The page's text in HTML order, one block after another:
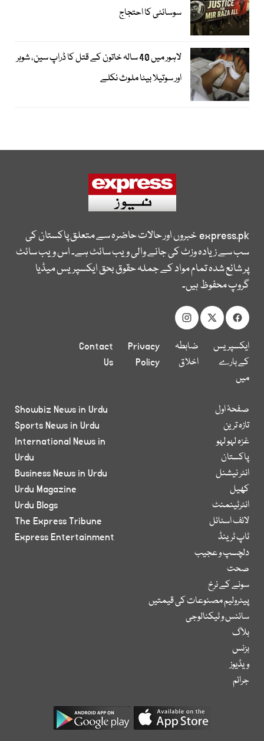
سوسائٹی کا احتجاج
لاہور میں 40 سالہ خاتون کے قتل کا ڈراپ سین، شوہر
اور سوتیلا بیٹا ملوث نکلے
express.pkخبروں اور حالات حاضرہ سے متعلق پاکستان کی
سب سے زیادہ وزٹ کی جانے والی ویب سائٹ ہے۔ اس ویب سائٹ
پر شائع شدہ تمام مواد کے جملہ حقوق بحق ایکسپریس میڈیا
گروپ محفوظ ہیں۔
ایکسپریس
کے بارے
میں
ضابطہ
اخلاق
Privacy
Policy
Contact
Us
صفحۂ اول
تازہ ترین
غزہ لہو لہو
پاکستان
انٹر نیشنل
کھیل
انٹرٹینمنٹ
لائف اسٹائل
ٹاپ ٹرینڈ
دلچسپ و عجیب
صحت
سونے کے نرخ
پیٹرولیم مصنوعات کی قیمتیں
سائنس و ٹیکنالوجی
بلاگ
بزنس
ویڈیوز
جرائم
Showbiz News in Urdu
Sports News in Urdu
International News in
Urdu
Business News in Urdu
Urdu Magazine
Urdu Blogs
The Express Tribune
Express Entertainment